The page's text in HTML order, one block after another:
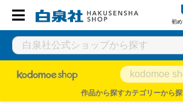
初
作品から探すカテゴリーから
白泉社公式ショップ HAKUSENSHA SHOP